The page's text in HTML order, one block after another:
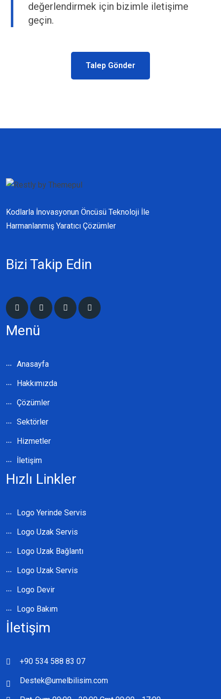
değerlendirmek için bizimle iletişime
geçin.
Talep Gönder
Kodlarla İnovasyonun Öncüsü Teknoloji İle
Harmanlanmış Yaratıcı Çözümler
Bizi Takip Edin
Menü
Anasayfa
Hakkımızda
Çözümler
Sektörler
Hizmetler
İletişim
Hızlı Linkler
Logo Yerinde Servis
Logo Uzak Servis
Logo Uzak Bağlantı
Logo Uzak Servis
Logo Devir
Logo Bakım
İletişim
+90 534 588 83 07
Destek@umelbilisim.com